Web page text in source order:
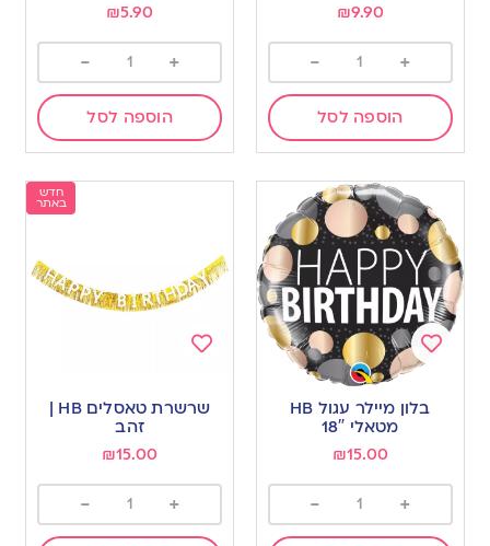
₪9.90
+
-
הוספה לסל
₪5.90
+
-
הוספה לסל
Add
wishlist
בלון מיילר עגול HB
מטאלי 18″
₪15.00
+
-
חדש
באתר
to
wishlist
שרשרת טאסלים HB |
זהב
₪15.00
+
-